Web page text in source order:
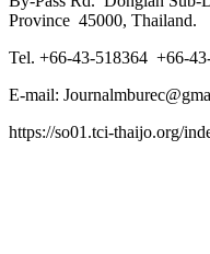
Province 45000, Thailand.
Tel. +66-43-518364 +66-
E-mail:
https://so01.tci-thaijo.org/